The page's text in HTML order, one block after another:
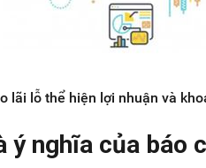
lãi lỗ thể hiện lợi nhuận và
ý nghĩa của báo